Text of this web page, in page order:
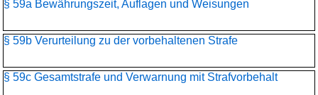
§ 59a Bewährungszeit, Auflagen und Weisungen
§ 59b Verurteilung zu der vorbehaltenen Strafe
§ 59c Gesamtstrafe und Verwarnung mit Strafvorbehalt